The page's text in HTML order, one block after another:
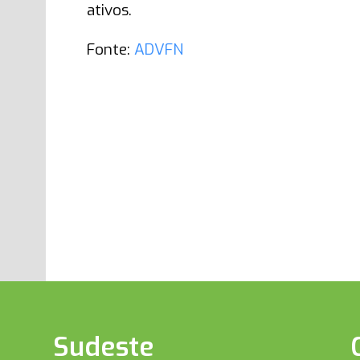
ativos.
Fonte: ADVFN
Sudeste